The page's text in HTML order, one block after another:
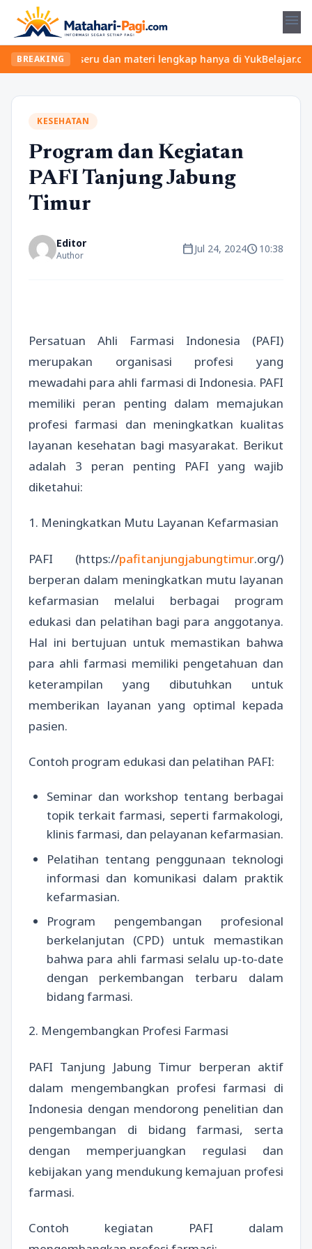
menu
BREAKING
kelas seru dan materi lengkap hanya di YukBelajar.com.
KESEHATAN
Program dan Kegiatan
PAFI Tanjung Jabung
Timur
Editor
Author calendar_todayJul 24, 2024schedule10:38
Persatuan Ahli Farmasi Indonesia (PAFI)
merupakan organisasi profesi yang
mewadahi para ahli farmasi di Indonesia. PAFI
memiliki peran penting dalam memajukan
profesi farmasi dan meningkatkan kualitas
layanan kesehatan bagi masyarakat. Berikut
adalah 3 peran penting PAFI yang wajib
diketahui:
1. Meningkatkan Mutu Layanan Kefarmasian
PAFI (https://pafitanjungjabungtimur.org/)
berperan dalam meningkatkan mutu layanan
kefarmasian melalui berbagai program
edukasi dan pelatihan bagi para anggotanya.
Hal ini bertujuan untuk memastikan bahwa
para ahli farmasi memiliki pengetahuan dan
keterampilan yang dibutuhkan untuk
memberikan layanan yang optimal kepada
pasien.
Contoh program edukasi dan pelatihan PAFI:
Seminar dan workshop tentang berbagai
topik terkait farmasi, seperti farmakologi,
klinis farmasi, dan pelayanan kefarmasian.
Pelatihan tentang penggunaan teknologi
informasi dan komunikasi dalam praktik
kefarmasian.
Program pengembangan profesional
berkelanjutan (CPD) untuk memastikan
bahwa para ahli farmasi selalu up-to-date
dengan perkembangan terbaru dalam
bidang farmasi.
2. Mengembangkan Profesi Farmasi
PAFI Tanjung Jabung Timur berperan aktif
dalam mengembangkan profesi farmasi di
Indonesia dengan mendorong penelitian dan
pengembangan di bidang farmasi, serta
dengan memperjuangkan regulasi dan
kebijakan yang mendukung kemajuan profesi
farmasi.
Contoh kegiatan PAFI dalam